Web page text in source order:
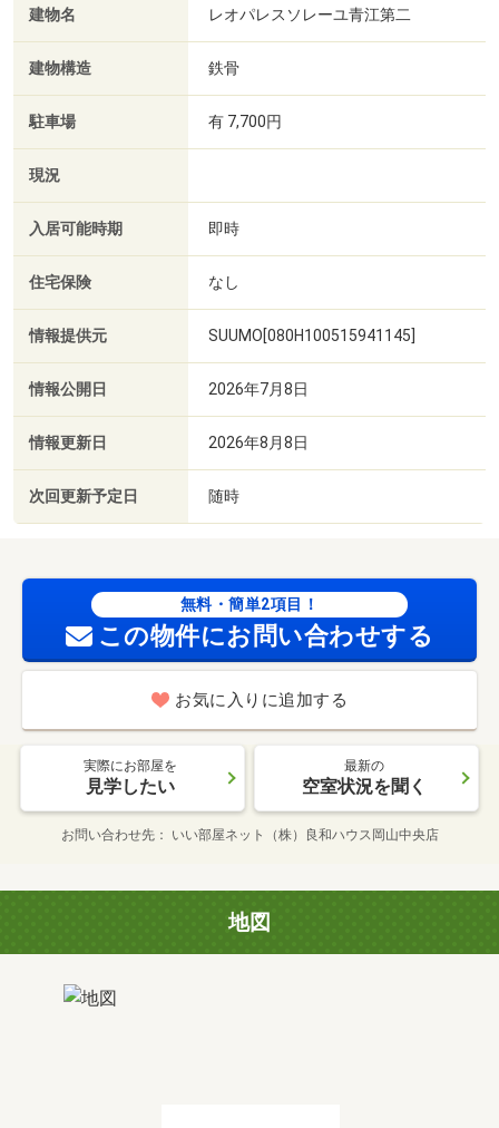
建物名 レオパレスソレーユ青江第二
建物構造 鉄骨
駐車場 有 7,700円
現況
入居可能時期 即時
住宅保険 なし
情報提供元 SUUMO[080H100515941145]
情報公開日 2026年7月8日
情報更新日 2026年8月8日
次回更新予定日 随時
無料・簡単2項目！
この物件にお問い合わせする
お気に入りに追加する
実際にお部屋を
見学したい
最新の
空室状況を聞く
お問い合わせ先 いい部屋ネット（株）良和ハウス岡山中央店
地図